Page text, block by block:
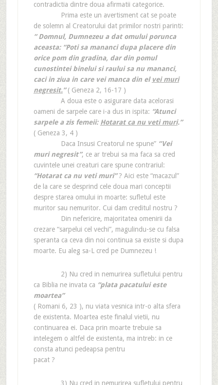
contradictia dintre doua afirmatii categorice.
Prima este un avertisment cat se poate
de solemn al Creatorului dat primilor nostri parinti:
“ Domnul, Dumnezeu a dat omului porunca
aceasta: “Poti sa mananci dupa placere din
orice pom din gradina, dar din pomul
cunostintei binelui si raului sa nu mananci,
caci in ziua in care vei manca din el vei muri
negresit.”( Geneza 2, 16-17 )
A doua este o asigurare data acelorasi
oameni de sarpele care i-a dus in ispita: “Atunci
sarpele a zis femeii: Hotarat ca nu veti muri.”
( Geneza 3, 4 )
Daca Insusi Creatorul ne spune” “Vei
muri negresit”, ce ar trebui sa ma faca sa cred
cuvintele unei creaturi care spune contrariul:
“Hotarat ca nu veti muri”? Aici este “macazul”
de la care se desprind cele doua mari conceptii
despre starea omului in moarte: sufletul este
muritor sau nemuritor. Cui dam creditul nostru ?
Din nefericire, majoritatea omenirii da
crezare “sarpelui cel vechi”, magulindu-se cu falsa
speranta ca ceva din noi continua sa existe si dupa
moarte. Eu aleg sa-L cred pe Dumnezeu !
2) Nu cred in nemurirea sufletului pentru
ca Biblia ne invata ca “plata pacatului este
moartea”
( Romani 6, 23 ), nu viata vesnica intr-o alta sfera
de existenta. Moartea este finalul vietii, nu
continuarea ei. Daca prin moarte trebuie sa
intelegem o altfel de existenta, ma intreb: in ce
consta atunci pedeapsa pentru
pacat ?
3) Nu cred in nemurirea sufletului pentru